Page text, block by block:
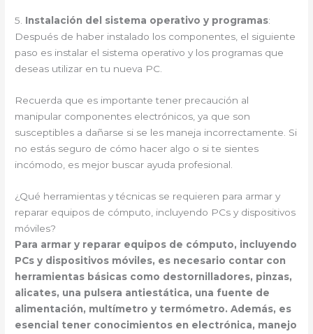
5. Instalación del sistema operativo y programas:
Después de haber instalado los componentes, el siguiente
paso es instalar el sistema operativo y los programas que
deseas utilizar en tu nueva PC.
Recuerda que es importante tener precaución al
manipular componentes electrónicos, ya que son
susceptibles a dañarse si se les maneja incorrectamente. Si
no estás seguro de cómo hacer algo o si te sientes
incómodo, es mejor buscar ayuda profesional.
¿Qué herramientas y técnicas se requieren para armar y
reparar equipos de cómputo, incluyendo PCs y dispositivos
móviles?
Para armar y reparar equipos de cómputo, incluyendo
PCs y dispositivos móviles, es necesario contar con
herramientas básicas como destornilladores, pinzas,
alicates, una pulsera antiestática, una fuente de
alimentación, multímetro y termómetro. Además, es
esencial tener conocimientos en electrónica, manejo